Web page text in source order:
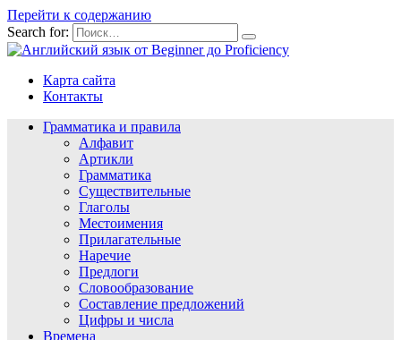
Перейти к содержанию
Search for:
Карта сайта
Контакты
Грамматика и правила
Алфавит
Артикли
Грамматика
Существительные
Глаголы
Местоимения
Прилагательные
Наречие
Предлоги
Словообразование
Составление предложений
Цифры и числа
Времена